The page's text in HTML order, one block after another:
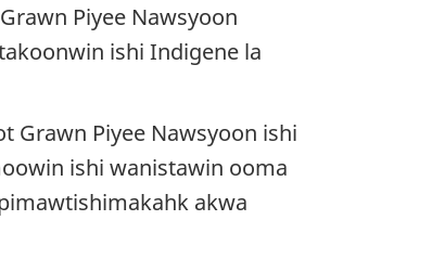
Piyee Nawsyoon
ishi Indigene la
Grawn Piyee Nawsyoon ishi
ishi wanistawin ooma
akwa